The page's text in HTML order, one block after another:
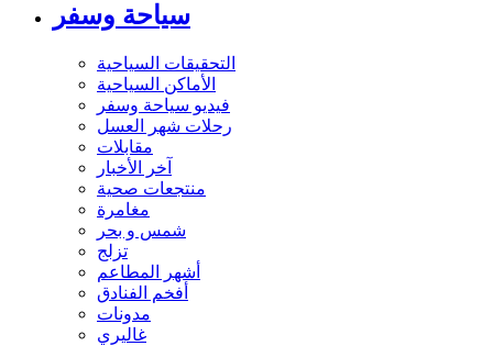
سياحة وسفر
التحقيقات السياحية
الأماكن السياحية
فيديو سياحة وسفر
رحلات شهر العسل
مقابلات
آخر الأخبار
منتجعات صحية
مغامرة
شمس و بحر
تزلج
أشهر المطاعم
أفخم الفنادق
مدونات
غاليري